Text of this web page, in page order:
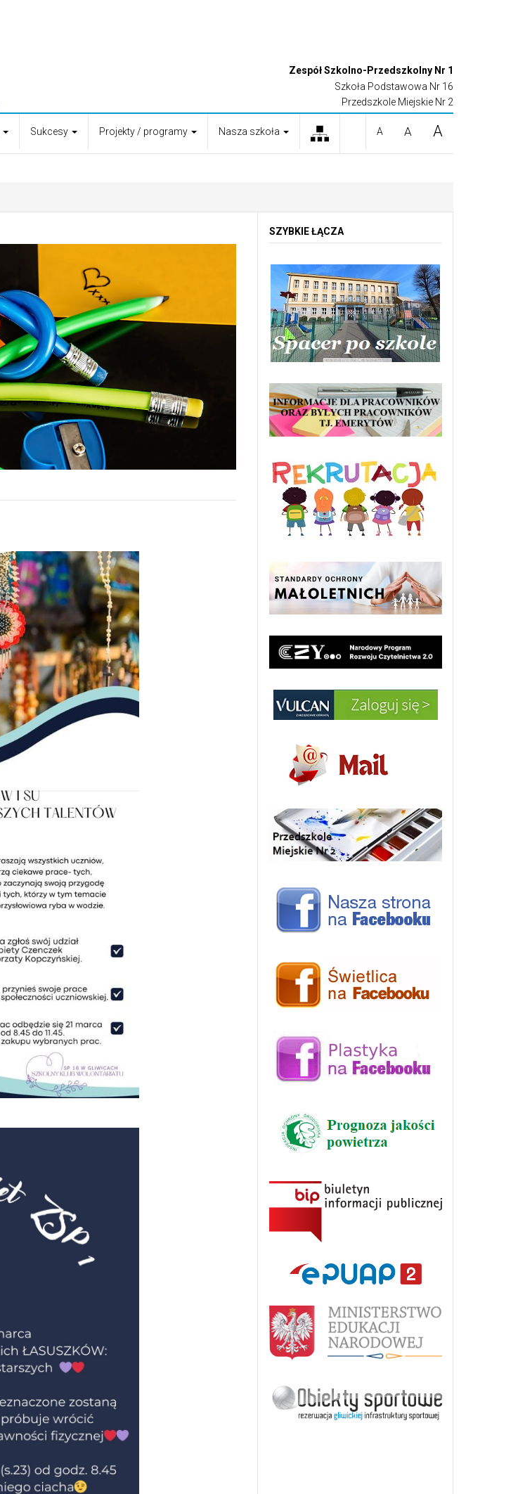
Zespół Szkolno-Przedszkolny Nr 1
Szkoła Podstawowa Nr 16
Przedszkole Miejskie Nr 2
Sukcesy Projekty / programy Nasza szkoła A A A
SZYBKIE ŁĄCZA